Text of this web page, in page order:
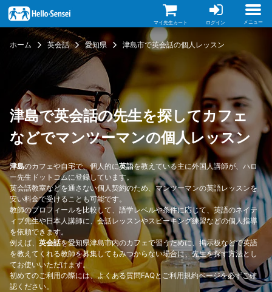
イ
ン
コ
マイ先生カート ログイン メニュー
ホーム 英会話 愛知県 津島市で英会話の個人レッスン
津島で英会話の先生を探してカフェ
などでマンツーマンの個人レッスン
津島のカフェや自宅で、個人的に英語を教えている主に外国人講師が、ハロ
ー先生ドットコムに登録しています。
英会話教室などを通さない個人契約のため、マンツーマンの英語レッスンを
安い料金で受けることも可能です。
教師のプロフィールを比較して、語学レベルや条件に応じて、英語のネイテ
ィブ先生や日本人講師に、会話レッスンやスピーキング練習などの個人指導
を依頼できます。
例えば、 英会話を愛知県津島市内のカフェで習うために、掲示板などで英語
を教えてくれる教師を募集してもみつからない場合に、先生を探す方法とし
てお使いいただけます。
初めてのご利用の際には、 よくある質問FAQと ご利用規約ページを必ずご確
認ください。